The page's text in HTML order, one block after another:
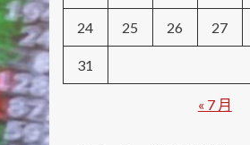
24 25 26 27
31
« 7 月